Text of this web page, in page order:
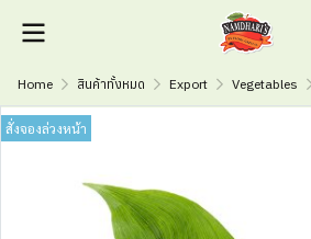
Home สินค้าทั้งหมด Export Vegetables
สั่งจองล่วงหน้า